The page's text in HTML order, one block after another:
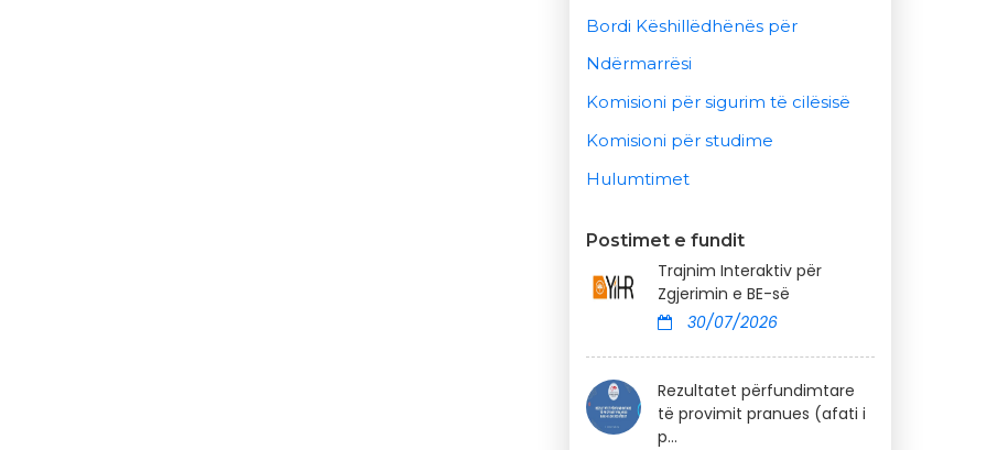
Bordi Këshillëdhënës për
Ndërmarrësi
Komisioni për sigurim të cilësisë
Komisioni për studime
Hulumtimet
Postimet e fundit
Trajnim Interaktiv për
Zgjerimin e BE-së
30/07/2026
Rezultatet përfundimtare
të provimit pranues (afati i
p...